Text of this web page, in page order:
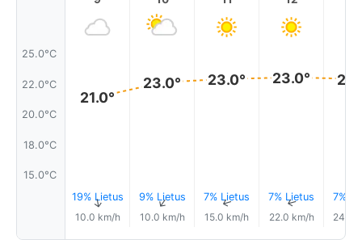
25.0°C
22.0°C
20.0°C
18.0°C
15.0°C
21.0°
19% Lietus
↑
10.0 km/h
23.0°
9% Lietus
↑
10.0 km/h
23.0°
7% Lietus
↑
15.0 km/h
23.0°
7% Lietus
↑
22.0 km/h
7%
24.0